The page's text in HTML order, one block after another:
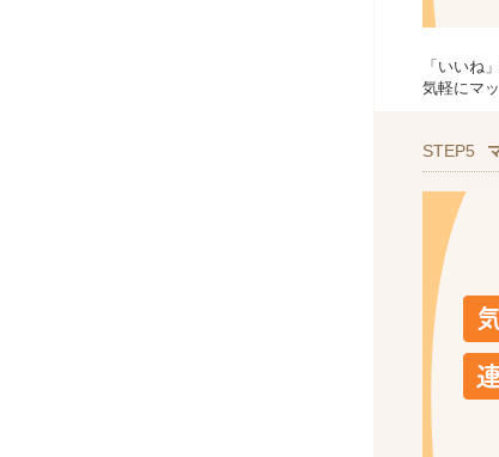
「いいね
気軽にマ
STEP5